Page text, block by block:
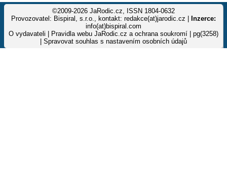
©2009-2026 JaRodic.cz, ISSN 1804-0632
Provozovatel: Bispiral, s.r.o., kontakt: redakce(at)jarodic.cz |
Inzerce:
info(at)bispiral.com
O vydavateli
Pravidla webu JaRodic.cz a ochrana soukromí | pg(3258)
Spravovat souhlas s nastavením osobních údajů